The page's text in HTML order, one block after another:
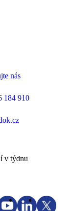
nás
184 910
v týdnu